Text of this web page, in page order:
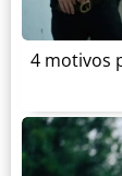
4 motivos